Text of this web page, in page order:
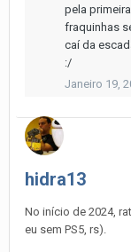
pela
fraquinhas
caí da
:/
Janeiro 19,
hidra13
No início de 2024,
eu sem PS5, rs).